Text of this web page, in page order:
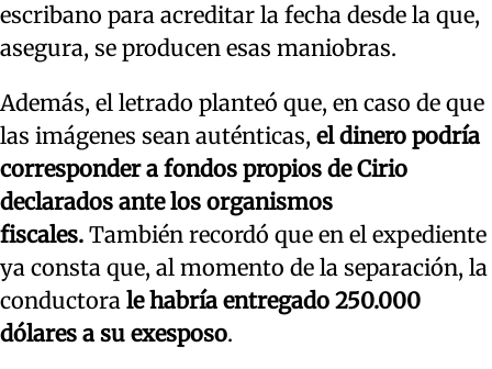
escribano para acreditar la fecha desde la que,
asegura, se producen esas maniobras.
Además, el letrado planteó que, en caso de que
las imágenes sean auténticas, el dinero podría
corresponder a fondos propios de Cirio
declarados ante los organismos
fiscales. También recordó que en el expediente
ya consta que, al momento de la separación, la
conductora le habría entregado 250.000
dólares a su exesposo.